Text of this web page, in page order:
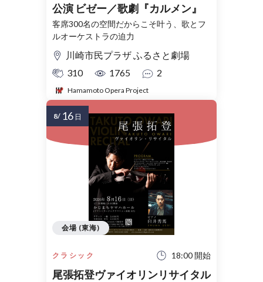
公演 ビゼー／歌劇『カルメン』
客席300名の空間だからこそ叶う、歌とフ
ルオーケストラの迫力
川崎市民プラザ ふるさと劇場
310
1765 2
Hamamoto Opera Project
クラシック 18:00 開始
尾張拓登ヴァイオリンリサイタル
会場 (東海)
8/ 16 日